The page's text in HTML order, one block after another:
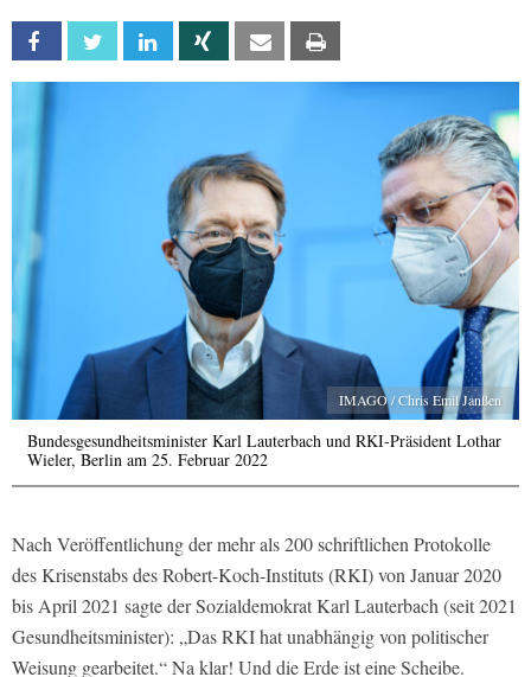
Facebook Twitter Linkedin Xing Email
IMAGO / Chris Emil Janßen
Bundesgesundheitsminister Karl Lauterbach und RKI-Präsident Lothar
Wieler, Berlin am 25. Februar 2022
Nach Veröffentlichung der mehr als 200 schriftlichen Protokolle
des Krisenstabs des Robert-Koch-Instituts (RKI) von Januar 2020
bis April 2021 sagte der Sozialdemokrat Karl Lauterbach (seit 2021
Gesundheitsminister): „Das RKI hat unabhängig von politischer
Weisung gearbeitet.“ Na klar! Und die Erde ist eine Scheibe.